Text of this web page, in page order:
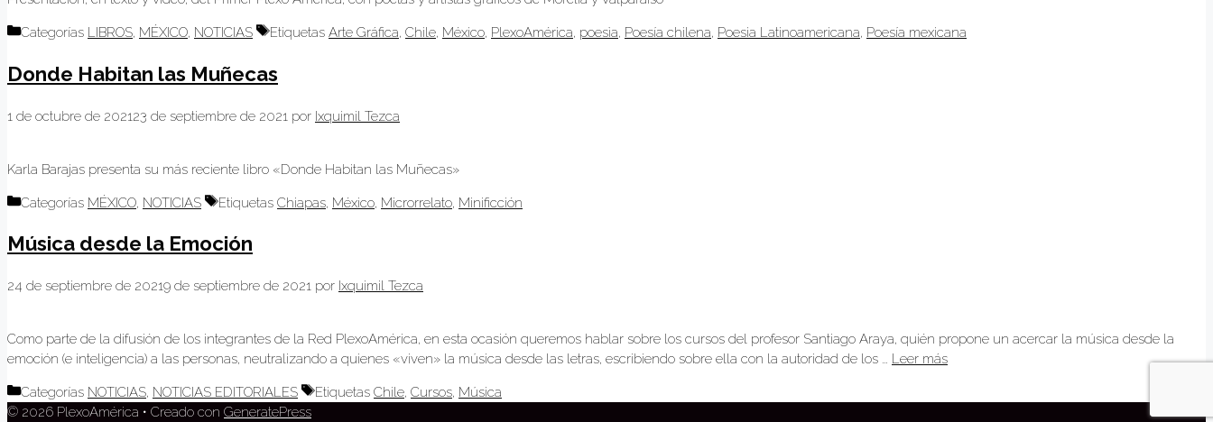
Categorías LIBROS, MÉXICO, NOTICIAS Etiquetas Arte Gráfica, Chile, México, PlexoAmérica, poesìa, Poesía chilena, Poesia Latinoamericana, Poesía mexicana
Donde Habitan las Muñecas
1 de octubre de 202123 de septiembre de 2021 por Ixquimil Tezca
Karla Barajas presenta su más reciente libro «Donde Habitan las Muñecas»
Categorías MÉXICO, NOTICIAS Etiquetas Chiapas, México, Microrrelato, Minificción
Música desde la Emoción
24 de septiembre de 20219 de septiembre de 2021 por Ixquimil Tezca
Como parte de la difusión de los integrantes de la Red PlexoAmérica, en esta ocasión queremos hablar sobre los cursos del profesor Santiago Araya, quién propone un acercar la música desde la
emoción (e inteligencia) a las personas, neutralizando a quienes «viven» la música desde las letras, escribiendo sobre ella con la autoridad de los … Leer más
Categorías NOTICIAS, NOTICIAS EDITORIALES Etiquetas Chile, Cursos, Música
© 2026 PlexoAmérica • Creado con GeneratePress